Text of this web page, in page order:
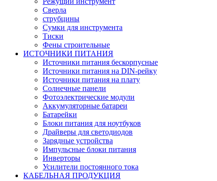
Сверла
струбцины
Сумки для инструмента
Тиски
Фены строительные
ИСТОЧНИКИ ПИТАНИЯ
Источники питания бескорпусные
Источники питания на DIN-рейку
Источники питания на плату
Солнечные панели
Фотоэлектрические модули
Аккумуляторные батареи
Батарейки
Блоки питания для ноутбуков
Драйверы для светодиодов
Зарядные устройства
Импульсные блоки питания
Инверторы
Усилители постоянного тока
КАБЕЛЬНАЯ ПРОДУКЦИЯ